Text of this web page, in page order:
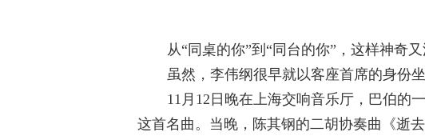
从“同桌的你”到“同台的你”，这样神奇
虽然，李伟纲很早就以客座首席的身份
11 月 12 日晚在上海交响音乐厅，巴伯的
这首名曲。当晚，陈其钢的二胡协奏曲《逝